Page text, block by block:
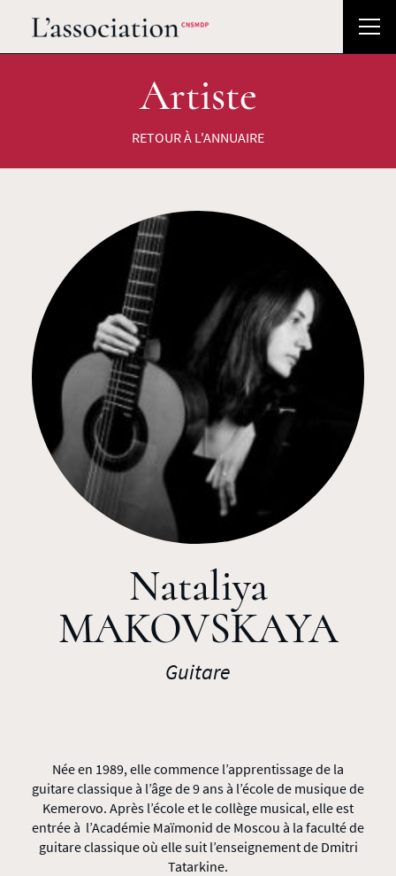
Artiste
RETOUR À L'ANNUAIRE
Nataliya
MAKOVSKAYA
Guitare
Née en 1989, elle commence l’apprentissage de la
guitare classique à l’âge de 9 ans à l’école de musique de
Kemerovo. Après l’école et le collège musical, elle est
entrée à l’Académie Maïmonid de Moscou à la faculté de
guitare classique où elle suit l’enseignement de Dmitri
Tatarkine.